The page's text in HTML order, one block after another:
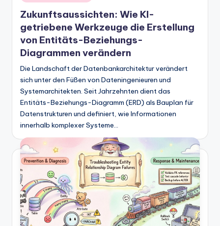
in
Zukunftsaussichten: Wie KI-
getriebene Werkzeuge die Erstellung
von Entitäts-Beziehungs-
Diagrammen verändern
Die Landschaft der Datenbankarchitektur verändert
sich unter den Füßen von Dateningenieuren und
Systemarchitekten. Seit Jahrzehnten dient das
Entitäts-Beziehungs-Diagramm (ERD) als Bauplan für
Datenstrukturen und definiert, wie Informationen
innerhalb komplexer Systeme…